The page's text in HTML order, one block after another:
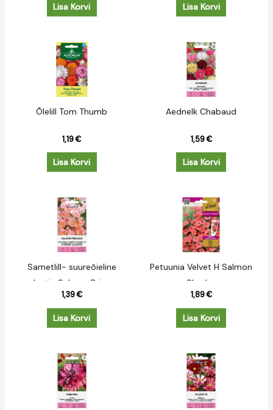
Lisa Korvi Lisa Korvi
Õlelill Tom Thumb
1,19€
Lisa Korvi
Aednelk Chabaud
1,59€
Lisa Korvi
Sametlill- suureõieline
godeetia Salmon Princess
1,39€
Lisa Korvi
Petuunia Velvet H Salmon
Shades
1,89€
Lisa Korvi